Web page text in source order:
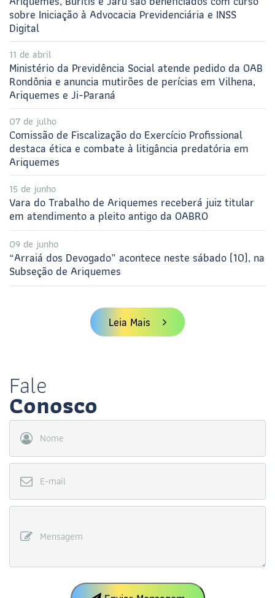
sobre Iniciação à Advocacia Previdenciária e INSS
Digital
11 de abril
Ministério da Previdência Social atende pedido da OAB
Rondônia e anuncia mutirões de perícias em Vilhena,
Ariquemes e Ji-Paraná
07 de julho
Comissão de Fiscalização do Exercício Profissional
destaca ética e combate à litigância predatória em
Ariquemes
15 de junho
Vara do Trabalho de Ariquemes receberá juiz titular
em atendimento a pleito antigo da OABRO
09 de junho
“Arraiá dos Devogado” acontece neste sábado (10), na
Subseção de Ariquemes
Leia Mais
Fale
Conosco
Nome
E-mail
Mensagem